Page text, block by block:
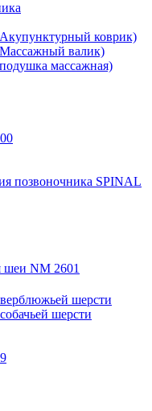
коврик)
валик)
массажная)
позвоночника SPINAL
шеи NM 2601
шерсти
шерсти